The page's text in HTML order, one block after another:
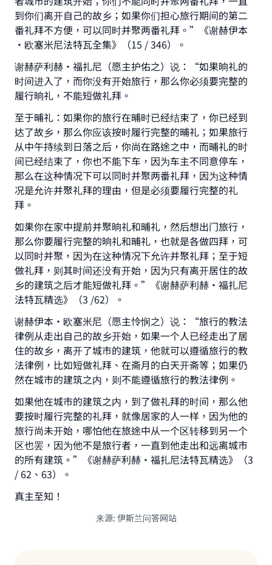
到你们离开自己的故乡；如果你们担心旅行期间的第二
番礼拜不方便，可以同时并聚两番礼拜。”《谢赫伊本
•欧塞米尼法特瓦全集》（15 / 346）。
谢赫萨利赫·福扎尼（愿主护佑之）说：“如果晌礼的
时间进入了，而你没有开始旅行，那么你必须要完整的
履行晌礼，不能短做礼拜。
至于晡礼：如果你的旅行在晡时已经结束了，你已经到
达了故乡，那么你应该按时履行完整的晡礼；如果旅行
从中午持续到日落之后，你尚在路途之中，而晡礼的时
间已经结束了，你也不能下车，因为车主不同意停车，
那么在这种情况下可以同时并聚两番礼拜，因为这种情
况是允许并聚礼拜的理由，但是必须要履行完整的礼
拜。
如果你在家中提前并聚晌礼和晡礼，然后想出门旅行，
那么你要履行完整的晌礼和晡礼，也就是各做四拜，可
以同时并聚，因为在这种情况下允许并聚礼拜；至于短
做礼拜，则其时间还没有开始，因为只有离开居住的故
乡的建筑之后才能短做礼拜。”《谢赫萨利赫•福扎尼
法特瓦精选》（3 /62）。
谢赫伊本•欧塞米尼（愿主怜悯之）说：“旅行的教法
律例从走出自己的故乡开始，如果一个人已经走出了居
住的故乡，离开了城市的建筑，他就可以遵循旅行的教
法律例，比如短做礼拜、在斋月的白天开斋等；如果仍
然在城市的建筑之内，则不能遵循旅行的教法律例。
如果他在城市的建筑之内，到了做礼拜的时间，那么他
要按时履行完整的礼拜，就像居家的人一样，因为他的
旅行尚未开始，哪怕他在旅途中从一个区转移到另一个
区也罢，因为他不是旅行者，一直到他走出和远离城市
的所有建筑。”《谢赫萨利赫•福扎尼法特瓦精选》（3
/ 62、63）。
真主至知！
来源: 伊斯兰问答网站